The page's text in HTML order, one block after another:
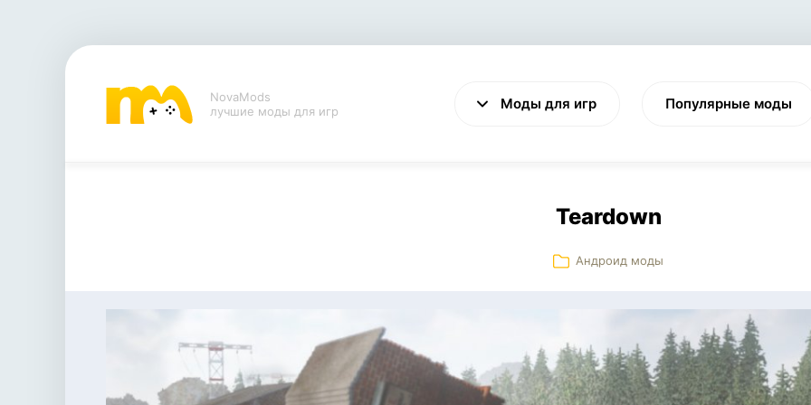
NovaMods
лучшие моды для игр
Моды для игр
VALHEIM
Популярные моды
Teardown
Андроид моды